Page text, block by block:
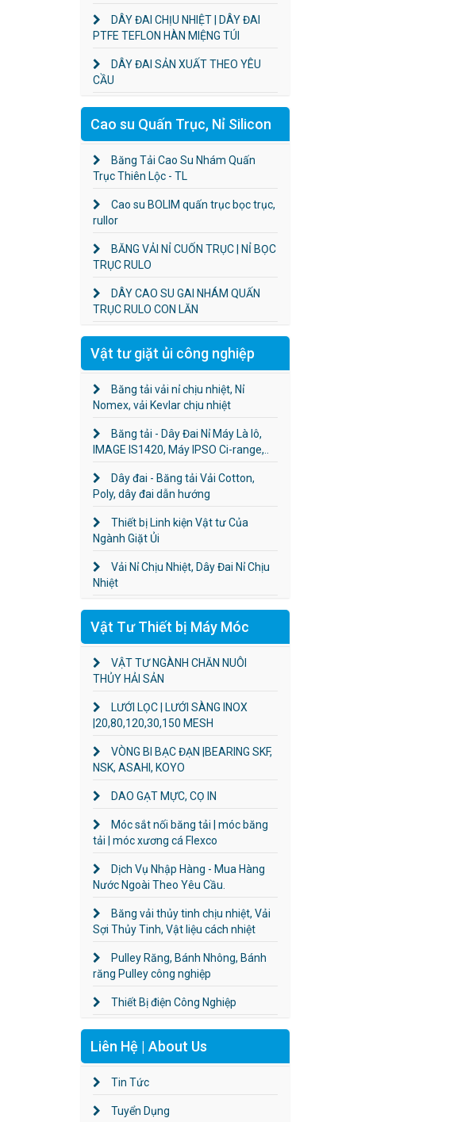
DÂY ĐAI CHỊU NHIỆT | DÂY ĐAI
PTFE TEFLON HÀN MIỆNG TÚI
DÂY ĐAI SẢN XUẤT THEO YÊU
CẦU
Cao su Quấn Trục, Nỉ Silicon
Băng Tải Cao Su Nhám Quấn
Trục Thiên Lộc - TL
Cao su BOLIM quấn trục bọc trục,
rullor
BĂNG VẢI NỈ CUỐN TRỤC | NỈ BỌC
TRỤC RULO
DÂY CAO SU GAI NHÁM QUẤN
TRỤC RULO CON LĂN
Vật tư giặt ủi công nghiệp
Băng tải vải nỉ chịu nhiệt, Nỉ
Nomex, vải Kevlar chịu nhiệt
Băng tải - Dây Đai Nỉ Máy Là lô,
IMAGE IS1420, Máy IPSO Ci-range,..
Dây đai - Băng tải Vải Cotton,
Poly, dây đai dẫn hướng
Thiết bị Linh kiện Vật tư Của
Ngành Giặt Ủi
Vải Nỉ Chịu Nhiệt, Dây Đai Nỉ Chịu
Nhiệt
Vật Tư Thiết bị Máy Móc
VẬT TƯ NGÀNH CHĂN NUÔI
THỦY HẢI SẢN
LƯỚI LỌC | LƯỚI SÀNG INOX
|20,80,120,30,150 MESH
VÒNG BI BẠC ĐẠN |BEARING SKF,
NSK, ASAHI, KOYO
DAO GẠT MỰC, CỌ IN
Móc sắt nối băng tải | móc băng
tải | móc xương cá Flexco
Dịch Vụ Nhập Hàng - Mua Hàng
Nước Ngoài Theo Yêu Cầu.
Băng vải thủy tinh chịu nhiệt, Vải
Sợi Thủy Tinh, Vật liệu cách nhiệt
Pulley Răng, Bánh Nhông, Bánh
răng Pulley công nghiệp
Thiết Bị điện Công Nghiệp
Liên Hệ | About Us
Tin Tức
Tuyển Dụng